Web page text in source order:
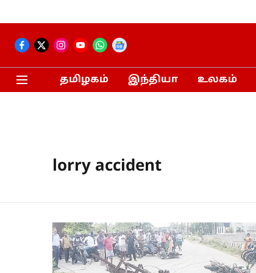
தமிழகம் இந்தியா உலகம்
lorry accident